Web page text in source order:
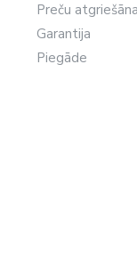
Preču atgriešāna
Garantija
Piegāde